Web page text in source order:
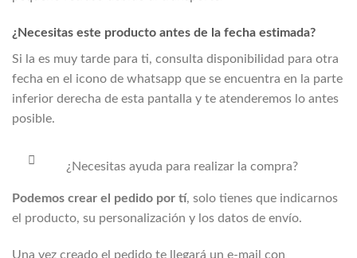
¿Necesitas este producto antes de la fecha estimada?
Si la es muy tarde para ti, consulta disponibilidad para otra
fecha en el icono de whatsapp que se encuentra en la parte
inferior derecha de esta pantalla y te atenderemos lo antes
posible.
¿Necesitas ayuda para realizar la compra?
Podemos crear el pedido por tí, solo tienes que indicarnos
el producto, su personalización y los datos de envío.
Una vez creado el pedido te llegará un e-mail con